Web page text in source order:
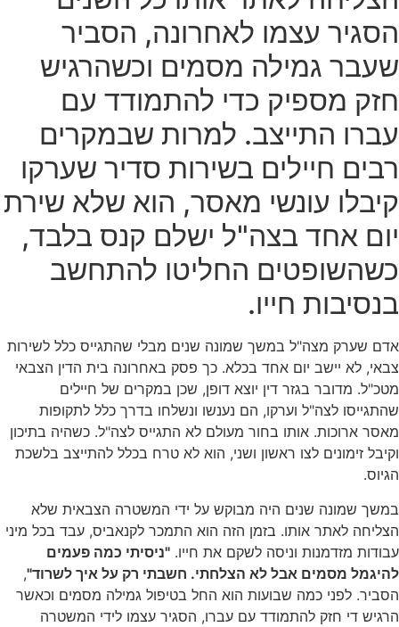
הסגיר עצמו לאחרונה, הסביר
שעבר גמילה מסמים וכשהרגיש
חזק מספיק כדי להתמודד עם
עברו התייצב. למרות שבמקרים
רבים חיילים בשירות סדיר שערקו
קיבלו עונשי מאסר, הוא שלא שירת
יום אחד בצה"ל ישלם קנס בלבד,
כשהשופטים החליטו להתחשב
בנסיבות חייו.
אדם שערק מצה"ל במשך שמונה שנים מבלי שהתגייס כלל לשירות
צבאי, לא יישב יום אחד בכלא. כך פסק באחרונה בית הדין הצבאי
מטכ"ל. מדובר בגזר דין יוצא דופן, שכן במקרים של חיילים
שהתגייסו לצה"ל וערקו, הם נענשו ונשלחו בדרך כלל לתקופות
מאסר ארוכות. אותו בחור מעולם לא התגייס לצה"ל. כשהיה בתיכון
וקיבל זימונים לצו ראשון ושני, הוא לא טרח בכלל להתייצב בלשכת
הגיוס.
במשך שמונה שנים היה מבוקש על ידי המשטרה הצבאית שלא
הצליחה לאתר אותו. בזמן הזה הוא התמכר לקנאביס, עבד בכל מיני
עבודות מזדמנות וניסה לשקם את חייו. "ניסיתי כמה פעמים
להיגמל מסמים אבל לא הצלחתי. חשבתי רק על איך לשרוד",
הסביר. לפני כמה שבועות הוא החל בטיפול גמילה מסמים וכאשר
הרגיש די חזק להתמודד עם עברו, הסגיר עצמו לידי המשטרה